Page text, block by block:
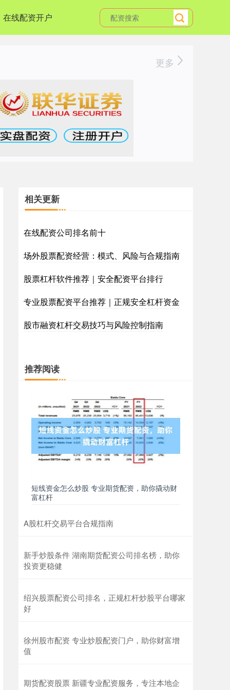
在线配资开户
更多
相关更新
在线配资公司排名前十
场外股票配资经营：模式、风险与合规指南
股票杠杆软件推荐｜安全配资平台排行
专业股票配资平台推荐｜正规安全杠杆资金
股市融资杠杆交易技巧与风险控制指南
推荐阅读
短线资金怎么炒股 专业期货配资，助你撬动财
富杠杆
A股杠杆交易平台合规指南
新手炒股条件 湖南期货配资公司排名榜，助你
投资更稳健
绍兴股票配资公司排名，正规杠杆炒股平台哪家
好
徐州股市配资 专业炒股配资门户，助你财富增
值
期货配资股票 新疆专业配资服务，专注本地企